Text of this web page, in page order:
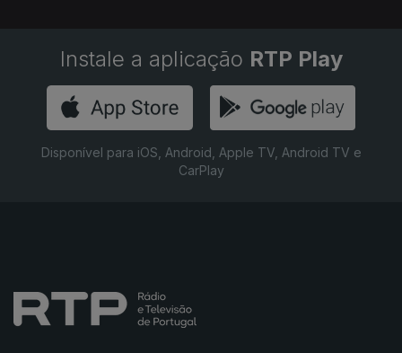
Instale a aplicação RTP Play
Disponível para iOS, Android, Apple TV, Android TV e
CarPlay